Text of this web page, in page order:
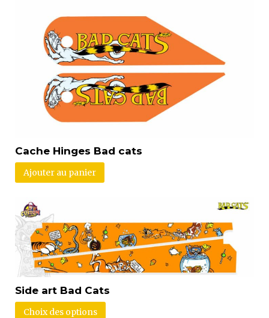
Cache Hinges Bad cats
Ajouter au panier
Side art Bad Cats
Choix des options